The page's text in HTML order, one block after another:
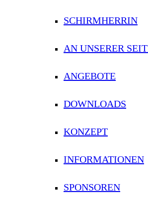
SCHIRMHERRIN
AN UNSERER
ANGEBOTE
DOWNLOADS
KONZEPT
INFORMATIONEN
SPONSOREN